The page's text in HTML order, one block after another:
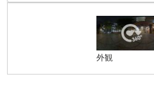
外観